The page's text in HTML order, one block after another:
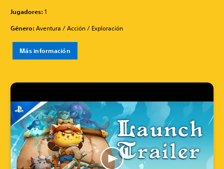
Jugadores:1
Género:Aventura / Acción / Exploración
Más información